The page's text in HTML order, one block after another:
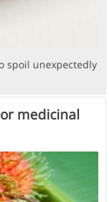
spoil unexpectedly
medicinal